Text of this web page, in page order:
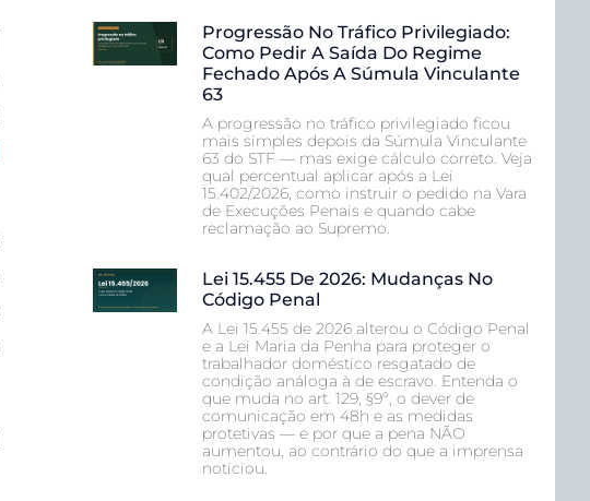
Progressão No Tráfico Privilegiado:
Como Pedir A Saída Do Regime
Fechado Após A Súmula Vinculante
63
A progressão no tráfico privilegiado ficou
mais simples depois da Súmula Vinculante
63 do STF — mas exige cálculo correto. Veja
qual percentual aplicar após a Lei
15.402/2026, como instruir o pedido na Vara
de Execuções Penais e quando cabe
reclamação ao Supremo.
Lei 15.455 De 2026: Mudanças No
Código Penal
A Lei 15.455 de 2026 alterou o Código Penal
e a Lei Maria da Penha para proteger o
trabalhador doméstico resgatado de
condição análoga à de escravo. Entenda o
que muda no art. 129, §9º, o dever de
comunicação em 48h e as medidas
protetivas — e por que a pena NÃO
aumentou, ao contrário do que a imprensa
noticiou.